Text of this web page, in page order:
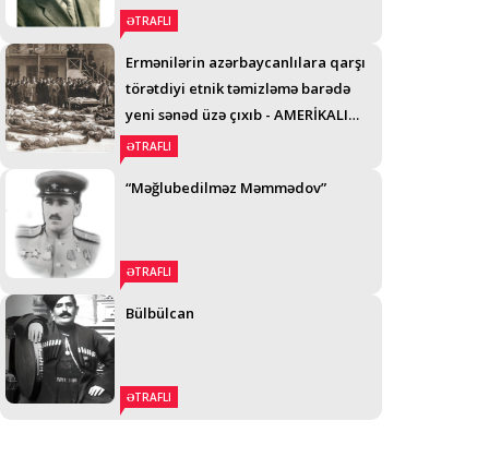
ƏTRAFLI
Ermənilərin azərbaycanlılara qarşı
törətdiyi etnik təmizləmə barədə
yeni sənəd üzə çıxıb - AMERİKALI
GENERALIN TELEQRAMI
ƏTRAFLI
“Məğlubedilməz Məmmədov”
ƏTRAFLI
Bülbülcan
ƏTRAFLI